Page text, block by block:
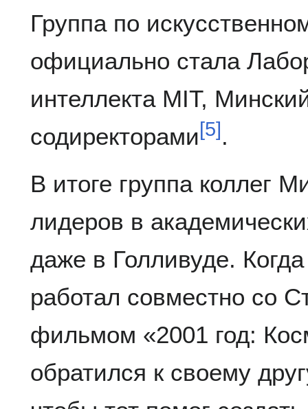
Группа по
официально стала
интеллекта MIT,
содиректорами[5] .
В итоге группа коллег
лидеров в
даже в Голливуде.
работал совместно со
фильмом «2001 год:
обратился к своему